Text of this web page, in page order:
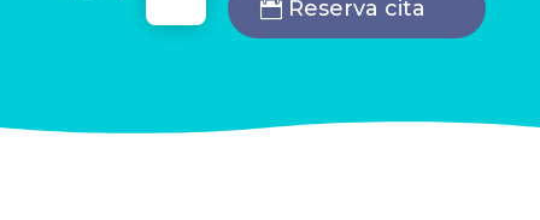
Reserva cita